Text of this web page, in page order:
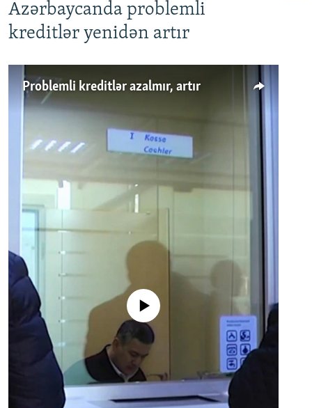
Azərbaycanda problemli
kreditlər yenidən artır
Problemli kreditlər azalmır, artır
No media source currently available